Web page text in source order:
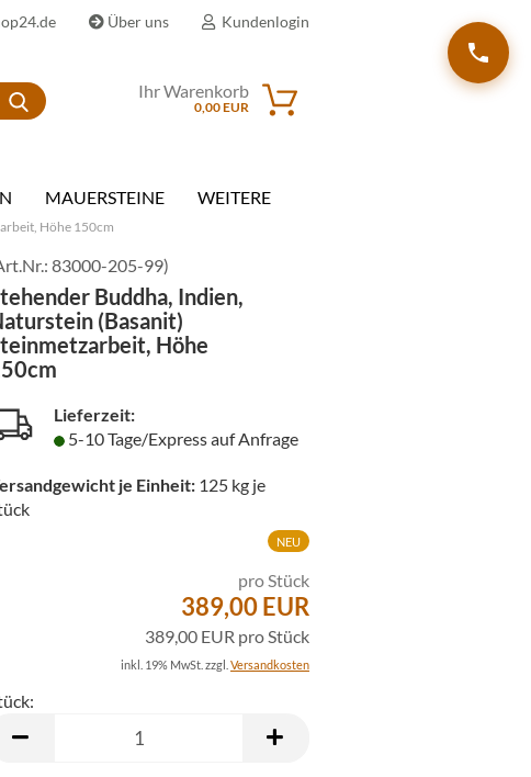
Über uns Kundenlogin
Passwort
erstellen
Suche... Ihr Warenkorb
0,00 EUR
MAUERSTEINE WEITERE
Höhe 150cm
83000-205-99)
Buddha, Indien,
(Basanit)
Höhe
Lieferzeit:
5-10 Tage/Express auf Anfrage
je Einheit: 125kg je
NEU
pro Stück
389,00 EUR
389,00 EUR pro Stück
inkl. 19% MwSt. zzgl. Versandkosten